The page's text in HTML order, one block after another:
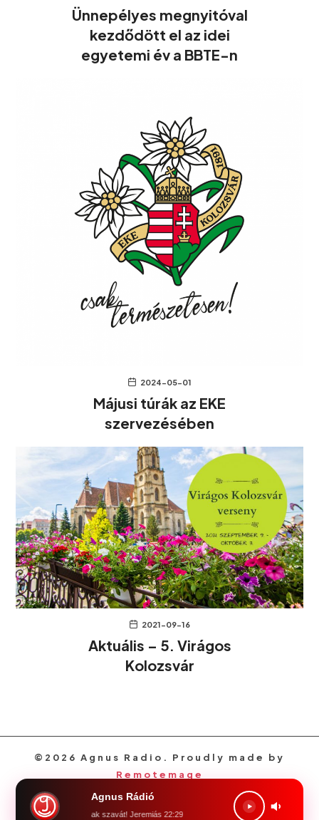
Ünnepélyes megnyitóval
kezdődött el az idei
egyetemi év a BBTE-n
2024-05-01
Májusi túrák az EKE
szervezésében
2021-09-16
Aktuális – 5. Virágos
Kolozsvár
©2026 Agnus Radio. Proudly made by
Remotemage
Agnus Rádió
halld meg az Úrnak szavát! Jeremiás 22:29